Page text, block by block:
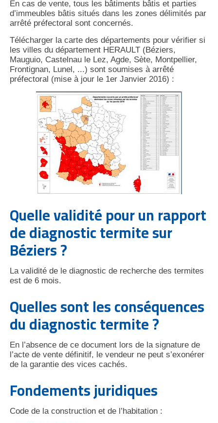
En cas de vente, tous les bâtiments bâtis et parties
d’immeubles bâtis situés dans les zones délimités par
arrêté préfectoral sont concernés.
Télécharger la carte des départements pour vérifier si
les villes du département HERAULT (Béziers,
Mauguio, Castelnau le Lez, Agde, Sète, Montpellier,
Frontignan, Lunel, ...) sont soumises à arrêté
préfectoral (mise à jour le 1er Janvier 2016) :
Quelle validité pour un rapport
de diagnostic termite sur
Béziers ?
La validité de le diagnostic de recherche des termites
est de 6 mois.
Quelles sont les conséquences
du diagnostic termite ?
En l’absence de ce document lors de la signature de
l’acte de vente définitif, le vendeur ne peut s’exonérer
de la garantie des vices cachés.
Fondements juridiques
Code de la construction et de l’habitation :